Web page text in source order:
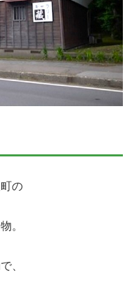
の
。
、